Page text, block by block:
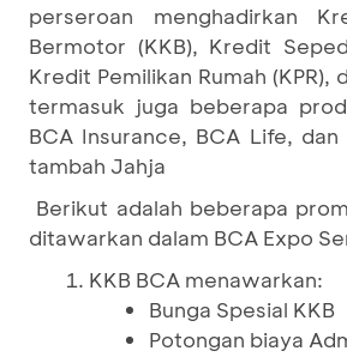
perseroan menghadirkan
Bermotor (KKB), Kredit
Kredit Pemilikan Rumah (KPR),
termasuk juga beberapa
BCA Insurance, BCA Life, dan
tambah Jahja
Berikut adalah beberapa
ditawarkan dalam BCA Expo
KKB BCA menawarkan:
Bunga Spesial KKB
Potongan biaya